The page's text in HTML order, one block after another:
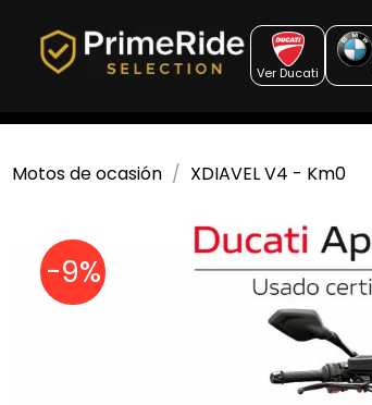
Ver Ducati
Motos de ocasión XDIAVEL V4 - Km0
-9%